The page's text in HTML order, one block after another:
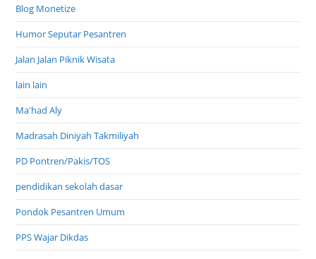
Blog Monetize
Humor Seputar Pesantren
Jalan Jalan Piknik Wisata
lain lain
Ma'had Aly
Madrasah Diniyah Takmiliyah
PD Pontren/Pakis/TOS
pendidikan sekolah dasar
Pondok Pesantren Umum
PPS Wajar Dikdas